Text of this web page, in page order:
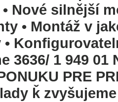
Nové silnější
• Montáž v
3636/ 1 949
PRE
ǩ